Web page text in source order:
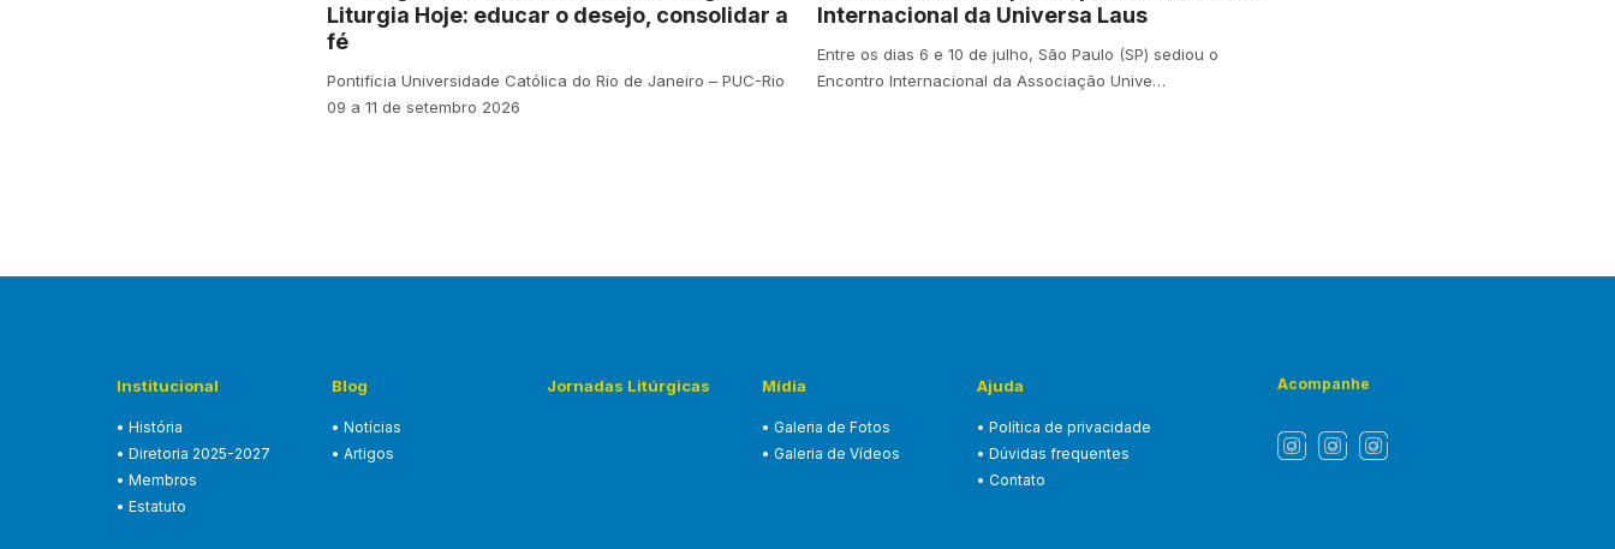
Liturgia Hoje: educar o desejo, consolidar a
fé
Pontifícia Universidade Católica do Rio de Janeiro – PUC-Rio
09 a 11 de setembro 2026
Internacional da Universa Laus
Entre os dias 6 e 10 de julho, São Paulo (SP) sediou o
Encontro Internacional da Associação Unive…
Institucional
• História
• Diretoria 2025-2027
• Membros
• Estatuto
Blog
• Notícias
• Artigos
Jornadas Litúrgicas Mídia
• Galeria de Fotos
• Galeria de Vídeos
Ajuda
• Política de privacidade
• Dúvidas frequentes
• Contato
Acompanhe